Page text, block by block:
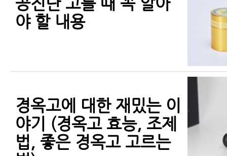
야 할 내용
경옥고에 대한 재밌는 이
야기 (경옥고 효능, 조제
법, 좋은 경옥고 고르는